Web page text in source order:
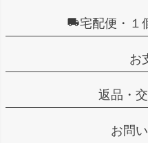
宅配便・１
お
返品・
お問